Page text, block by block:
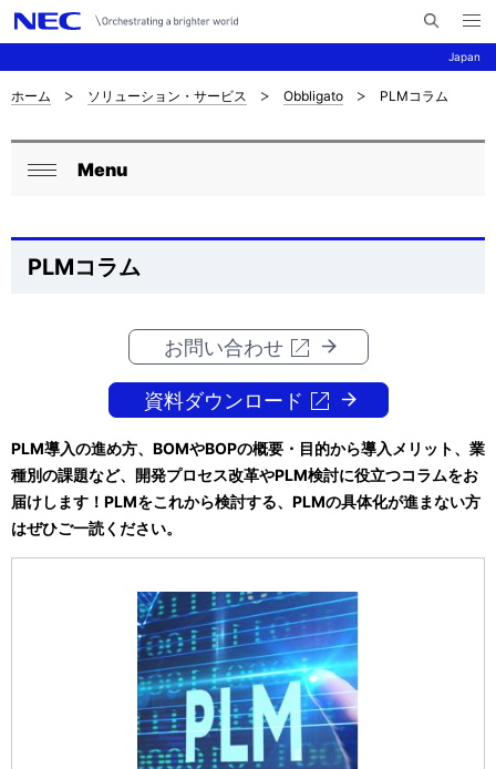
Japan
イ
メ
ニ
ュ
ナ
ビ
シ
サ
イ
ト
の
を
表
示
ホーム ソリューション・サービス Obbligato PLMコラム
ロ
カ
ー
シ
Menu
PLMコラム
お問い合わせ
資料ダウンロード
PLM導入の進め方、BOMやBOPの概要・目的から導入メリット、業
種別の課題など、開発プロセス改革やPLM検討に役立つコラムをお
届けします！PLMをこれから検討する、PLMの具体化が進まない方
はぜひご一読ください。